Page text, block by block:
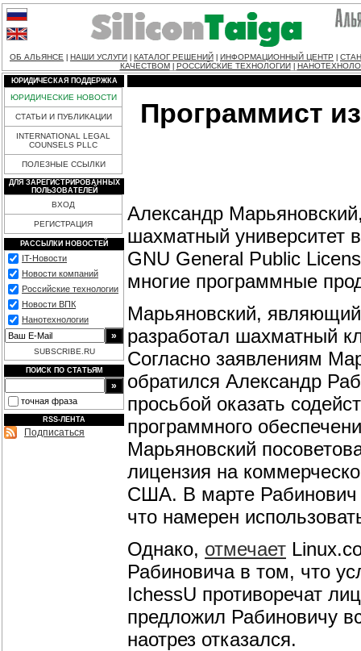
ОБ АЛЬЯНСЕ НАШИ УСЛУГИ КАТАЛОГ РЕШЕНИЙ ИНФОРМАЦИОННЫЙ ЦЕНТР
КАЧЕСТВОМ
РОССИЙСКИЕ ТЕХНОЛОГИИ
ЮРИДИЧЕСКАЯ ПОДДЕРЖКА
ЮРИДИЧЕСКИЕ НОВОСТИ
СТАТЬИ И ПУБЛИКАЦИИ
INTERNATIONAL LEGAL
COUNSELS PLLC
ПОЛЕЗНЫЕ ССЫЛКИ
ДЛЯ ЗАРЕГИСТРИРОВАННЫХ
ПОЛЬЗОВАТЕЛЕЙ
ВХОД
РЕГИСТРАЦИЯ
РАССЫЛКИ НОВОСТЕЙ
IT-Новости
Новости компаний
Российские технологии
Новости ВПК
Нанотехнологии
SUBSCRIBE.RU
ПОИСК ПО СТАТЬЯМ
точная фраза
RSS-ЛЕНТА
Подписаться
Программист
Александр
шахматный университет
GNU General Public
многие программные
Марьяновский,
разработал шахматный
Согласно заявлениям
обратился Александр
просьбой оказать
программного
Марьяновский
лицензия на
США. В марте Рабинович
что намерен
Однако, отмечает
Рабиновича в том, что
IchessU противоречат
предложил Рабиновичу
наотрез отказался.